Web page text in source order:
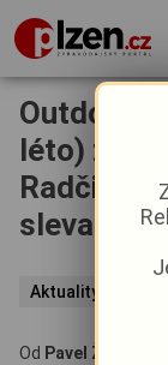
léto) za
slevami
Aktuality
Od Pavel Žižka